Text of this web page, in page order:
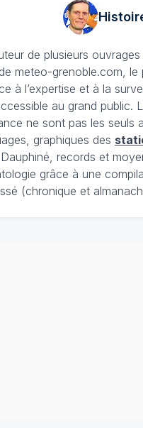
de plusieurs ouvrages
de meteo-grenoble.com, le
à l’expertise et à la
au grand public.
ne sont pas les seuls
graphiques des
records et
grâce à une
(chronique et